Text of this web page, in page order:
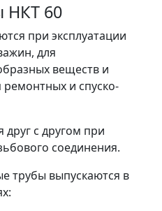
НКТ 60
при эксплуатации
для
веществ и
ремонтных и спуско-
с другом при
соединения.
трубы выпускаются в